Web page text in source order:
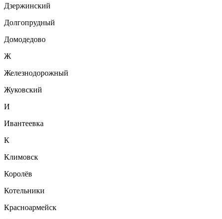
Дзержинский
Долгопрудный
Домодедово
Ж
Железнодорожный
Жуковский
И
Ивантеевка
К
Климовск
Королёв
Котельники
Красноармейск